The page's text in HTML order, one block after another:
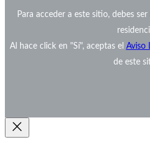
Para acceder a este sitio, debes
Al hace click en "Sí", aceptas el Aviso
de este